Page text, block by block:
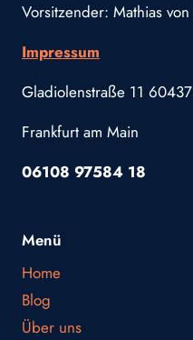
Vorsitzender: Mathias
Impressum
Gladiolenstraße 11 60437
Frankfurt am Main
06108 97584 18
Menü
Home
Blog
Über uns